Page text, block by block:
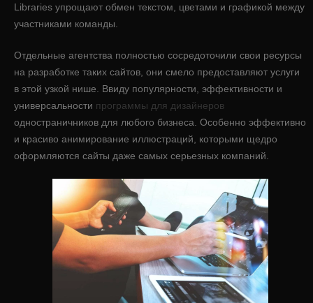
Libraries упрощают обмен текстом, цветами и графикой между
участниками команды.
Отдельные агентства полностью сосредоточили свои ресурсы
на разработке таких сайтов, они смело предоставляют услуги
в этой узкой нише. Ввиду популярности, эффективности и
универсальности программы для дизайнеров
одностраничников для любого бизнеса. Особенно эффективно
и красиво анимирование иллюстраций, которыми щедро
оформляются сайты даже самых серьезных компаний.